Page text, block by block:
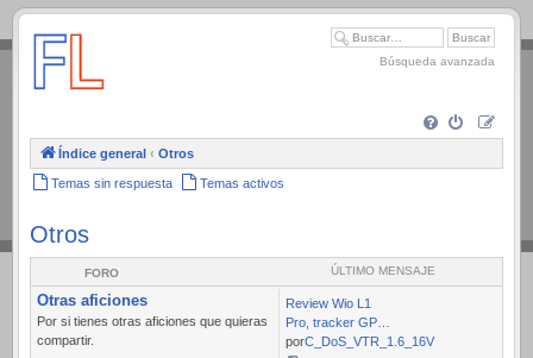
.
Búsqueda avanzada
Índice general ‹ Otros
Temas sin respuesta Temas activos
Otros
FORO ÚLTIMO MENSAJE
Otras aficiones
Por si tienes otras aficiones que quieras
compartir.
Review Wio L1
Pro, tracker GP…
porC_DoS_VTR_1.6_16V